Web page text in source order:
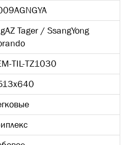
Tager / SsangYong
TIL-TZ1030